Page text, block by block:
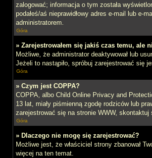
zalogować; informacja o tym została
podałeś/aś nieprawidłowy adres e-mail lub
administratorem.
Góra
» Zarejestrowałem się jakiś czas temu, ale
Możliwe, że administrator deaktywował lub
Jeżeli to nastąpiło, spróbuj zarejestrować się
Góra
» Czym jest COPPA?
COPPA, albo Child Online Privacy and
13 lat, miały piśmienną zgodę rodziców lub
zarejestrować się na stronie WWW, skontaktuj
Góra
» Dlaczego nie mogę się zarejestrować?
Możliwe jest, że właściciel strony zbanował
więcej na ten temat.